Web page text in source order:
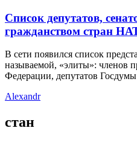
Список депутатов,
гражданством стран
В сети появился список
называемой, «элиты»: членов
Федерации, депутатов
Alexandr
стан